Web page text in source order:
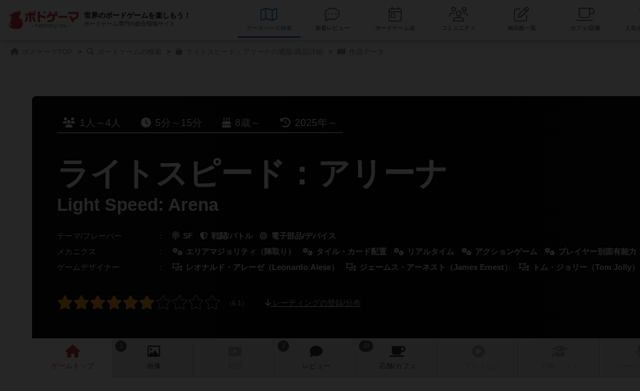
世界のボードゲームを楽しもう！
ボードゲーム専門の総合情報サイト
データベース コミュニティ
1人～4人 5分～15分 8歳～ 2025年～
ライトスピード：アリーナ
Light Speed: Arena
テーマ/フレーバー ： SF 戦闘/バトル
電子部品/デバイス
メカニクス
： エリアマジョリティ（陣取り） タイル・カード配置 リアルタイム アクションゲーム
プレイヤー別固有能力
ゲームデザイナー
： レオナルド・アレーゼ（Leonardo Alese） ジェームス・アーネスト（James Ernest） トム・ジョリー（Tom Jolly）
レーティングの登録/分布
ゲーム 画像 レビュー 店舗/ カフェ